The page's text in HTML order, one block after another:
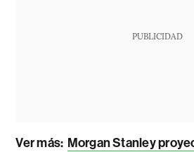
PUBLICIDAD
Ver más: Morgan Stanley